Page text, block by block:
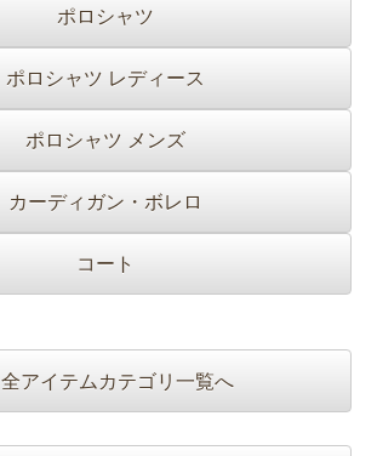
ポロシャツ
ポロシャツ レディース
ポロシャツ メンズ
カーディガン・ボレロ
コート
全アイテムカテゴリ一覧へ